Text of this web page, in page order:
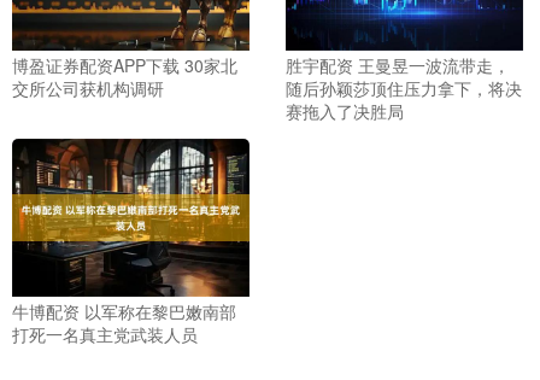
博盈证券配资APP下载 30家北
交所公司获机构调研
胜宇配资 王曼昱一波流带走，
随后孙颖莎顶住压力拿下，将决
赛拖入了决胜局
牛博配资 以军称在黎巴嫩南部
打死一名真主党武装人员